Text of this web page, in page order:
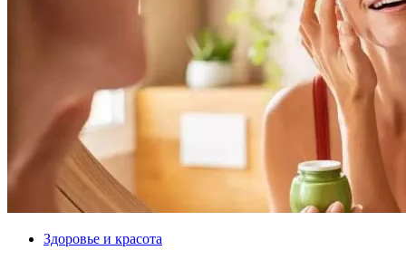
Здоровье и красота